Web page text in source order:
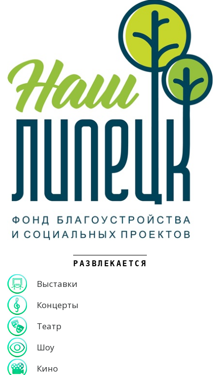
РАЗВЛЕКАЕТСЯ
Выставки
Концерты
Театр
Шоу
Кино